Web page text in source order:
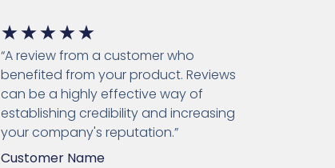
★★★★★
5
out
of
5
“A review from a customer who
benefited from your product. Reviews
can be a highly effective way of
establishing credibility and increasing
your company's reputation.”
Customer Name